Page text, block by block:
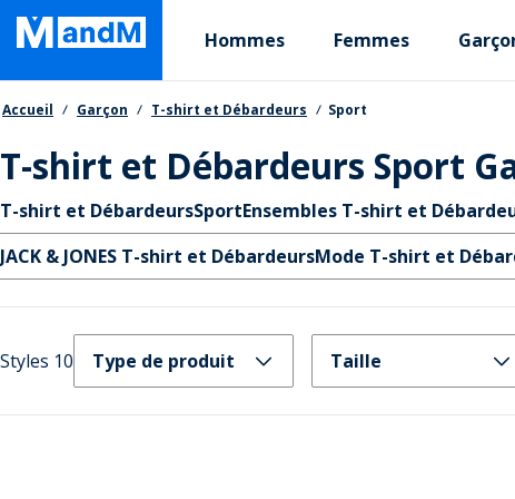
Skip
main
content
Primary departments
Hommes Femmes
Fil d'Ariane
Accueil Garçon T-shirt et Débardeurs Sport
T-shirt et Débardeurs Sport
Liens rapides
T-shirt et DébardeursSportEnsembles T-shirt et
JACK & JONES T-shirt et DébardeursMode T-shirt et
Styles 10 Type de produit Taille